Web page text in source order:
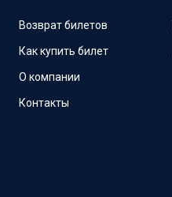
Возврат билетов
Как купить билет
О компании
Контакты